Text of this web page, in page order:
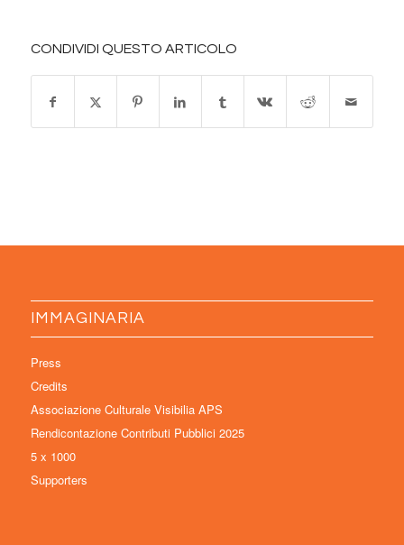
CONDIVIDI QUESTO ARTICOLO
IMMAGINARIA
Press
Credits
Associazione Culturale Visibilia APS
Rendicontazione Contributi Pubblici 2025
5 x 1000
Supporters